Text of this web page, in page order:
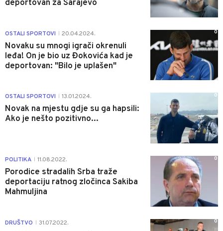
deportovan za Sarajevo
OSTALI SPORTOVI 20.04.2024.
Novaku su mnogi igrači okrenuli
leđa! On je bio uz Đokovića kad je
deportovan: "Bilo je uplašen"
0
OSTALI SPORTOVI 13.01.2024.
Novak na mjestu gdje su ga hapsili:
Ako je nešto pozitivno...
0
POLITIKA 11.08.2022.
Porodice stradalih Srba traže
deportaciju ratnog zločinca Sakiba
Mahmuljina
0
DRUŠTVO 31.07.2022. 0